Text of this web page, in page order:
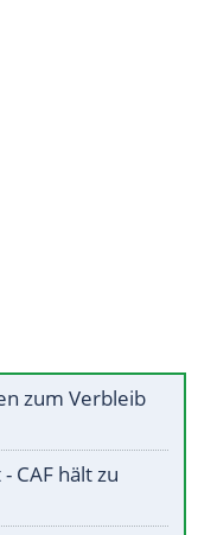
zum Verbleib
CAF hält zu